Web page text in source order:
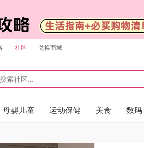
社区 兑换商城
母婴儿童 运动保健 美食 数码